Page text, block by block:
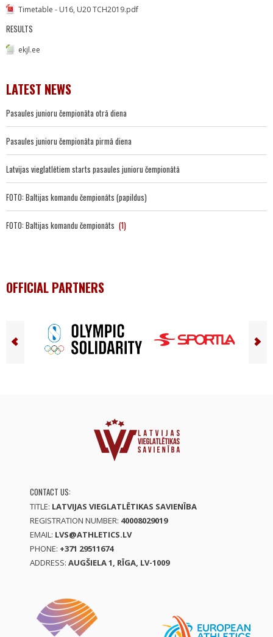
Timetable - U16, U20 TCH2019.pdf
RESULTS
ekjl.ee
LATEST NEWS
Pasaules junioru čempionāta otrā diena
Pasaules junioru čempionāta pirmā diena
Latvijas vieglatlētiem starts pasaules junioru čempionātā
FOTO: Baltijas komandu čempionāts (papildus)
FOTO: Baltijas komandu čempionāts (1)
OFFICIAL PARTNERS
CONTACT US:
TITLE: LATVIJAS VIEGLATLĒTIKAS SAVIENĪBA
REGISTRATION NUMBER: 40008029019
EMAIL: LVS@ATHLETICS.LV
PHONE: +371 29511674
ADDRESS: AUGŠIELA 1, RĪGA, LV-1009